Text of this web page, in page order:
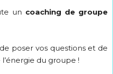
un coaching de groupe
poser vos questions et de
du groupe !